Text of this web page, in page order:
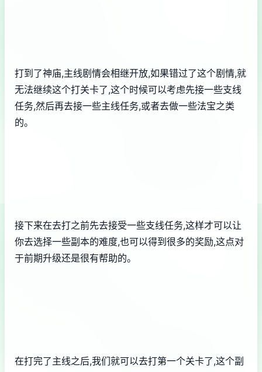
打到了神庙,主线剧情会相继开放,如果错过了这个剧情,就
无法继续这个打关卡了,这个时候可以考虑先接一些支线
任务,然后再去接一些主线任务,或者去做一些法宝之类
的。
接下来在去打之前先去接受一些支线任务,这样才可以让
你去选择一些副本的难度,也可以得到很多的奖励,这点对
于前期升级还是很有帮助的。
在打完了主线之后,我们就可以去打第一个关卡了,这个副